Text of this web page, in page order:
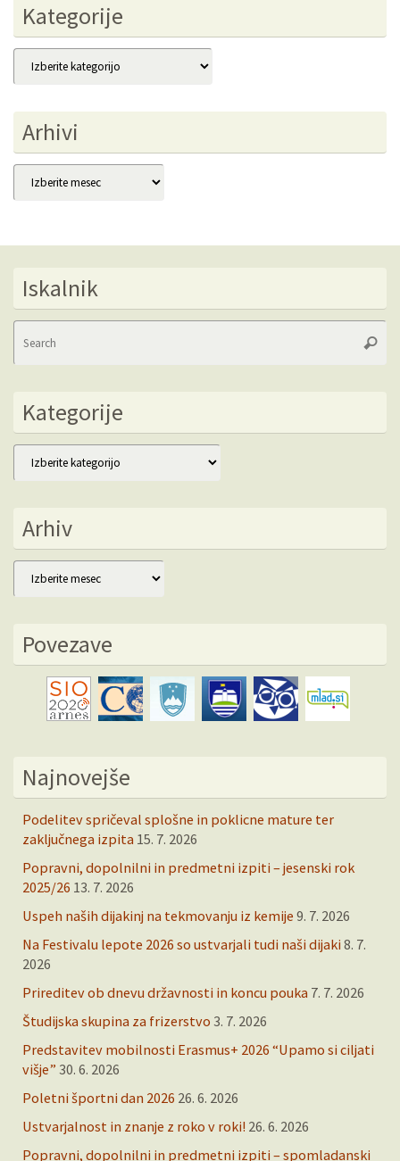
Kategorije
Kategorije
Arhivi
Arhivi
Iskalnik
Kategorije
Kategorije
Arhiv
Arhiv
Povezave
Najnovejše
Podelitev spričeval splošne in poklicne mature ter
zaključnega izpita 15. 7. 2026
Popravni, dopolnilni in predmetni izpiti – jesenski rok
2025/26 13. 7. 2026
Uspeh naših dijakinj na tekmovanju iz kemije 9. 7. 2026
Na Festivalu lepote 2026 so ustvarjali tudi naši dijaki 8. 7.
2026
Prireditev ob dnevu državnosti in koncu pouka 7. 7. 2026
Študijska skupina za frizerstvo 3. 7. 2026
Predstavitev mobilnosti Erasmus+ 2026 “Upamo si ciljati
višje” 30. 6. 2026
Poletni športni dan 2026 26. 6. 2026
Ustvarjalnost in znanje z roko v roki! 26. 6. 2026
Popravni, dopolnilni in predmetni izpiti – spomladanski